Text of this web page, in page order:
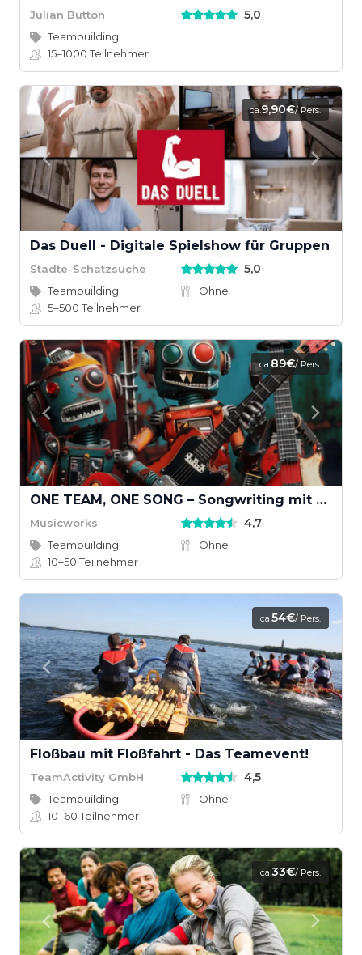
Julian Button 5,0
Teambuilding
15–1000Teilnehmer
ca.9,90€/ Pers.
Das Duell - Digitale Spielshow für Gruppen
Städte-Schatzsuche 5,0
Teambuilding
Ohne
5–500Teilnehmer
ca.89€/ Pers.
ONE TEAM, ONE SONG – Songwriting mit KI und echten Instrumenten
Musicworks 4,7
Teambuilding
Ohne
10–50Teilnehmer
ca.54€/ Pers.
Floßbau mit Floßfahrt - Das Teamevent!
TeamActivity GmbH 4,5
Teambuilding
Ohne
10–60Teilnehmer
ca.33€/ Pers.